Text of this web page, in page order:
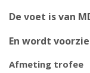
De voet is van
En wordt
Afmeting trofee